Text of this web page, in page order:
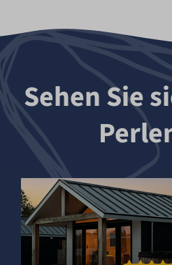
Sehen Sie